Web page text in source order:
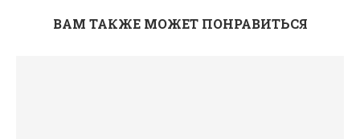
ВАМ ТАКЖЕ МОЖЕТ ПОНРАВИТЬСЯ